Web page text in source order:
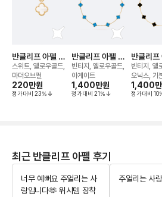
반클리프 아펠 알
함브라 네크리스
스위트, 옐로우골드,
마더오브펄
220만원
정가대비 23%
반클리프 아펠 알
함브라 10모티브
네크리스
빈티지, 옐로우골드,
아게이트
1,400만원
정가대비 21%
반클리프
함브라
네크리스
빈티지, 옐
오닉스, 기
1,400만
정가대비 10
최근 반클리프 아펠 후기
너무 예뻐요 주얼리는 사
랑입니다🫶 위시템 장착
주얼리는 사